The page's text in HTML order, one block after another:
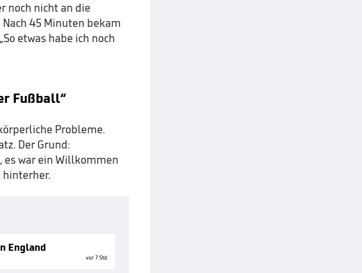
noch nicht an die
45 Minuten bekam
etwas habe ich noch
Fußball“
Probleme.
Der Grund:
es war ein Willkommen
hinterher.
England
vor 7 Std.